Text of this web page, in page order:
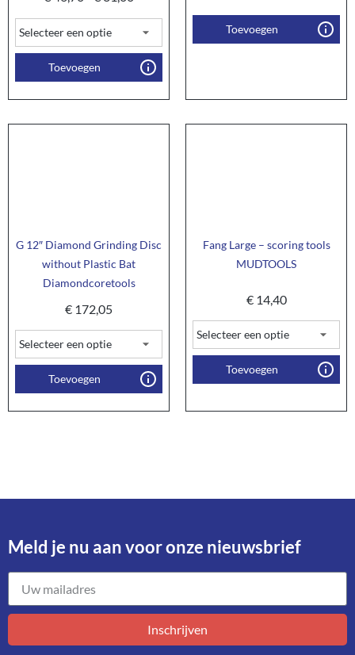
Toevoegen
Toevoegen
G 12″ Diamond Grinding Disc
without Plastic Bat
Diamondcoretools
€ 172,05
Toevoegen
Fang Large – scoring tools
MUDTOOLS
€14,40
Toevoegen
Meld je nu aan voor onze nieuwsbrief​
Inschrijven